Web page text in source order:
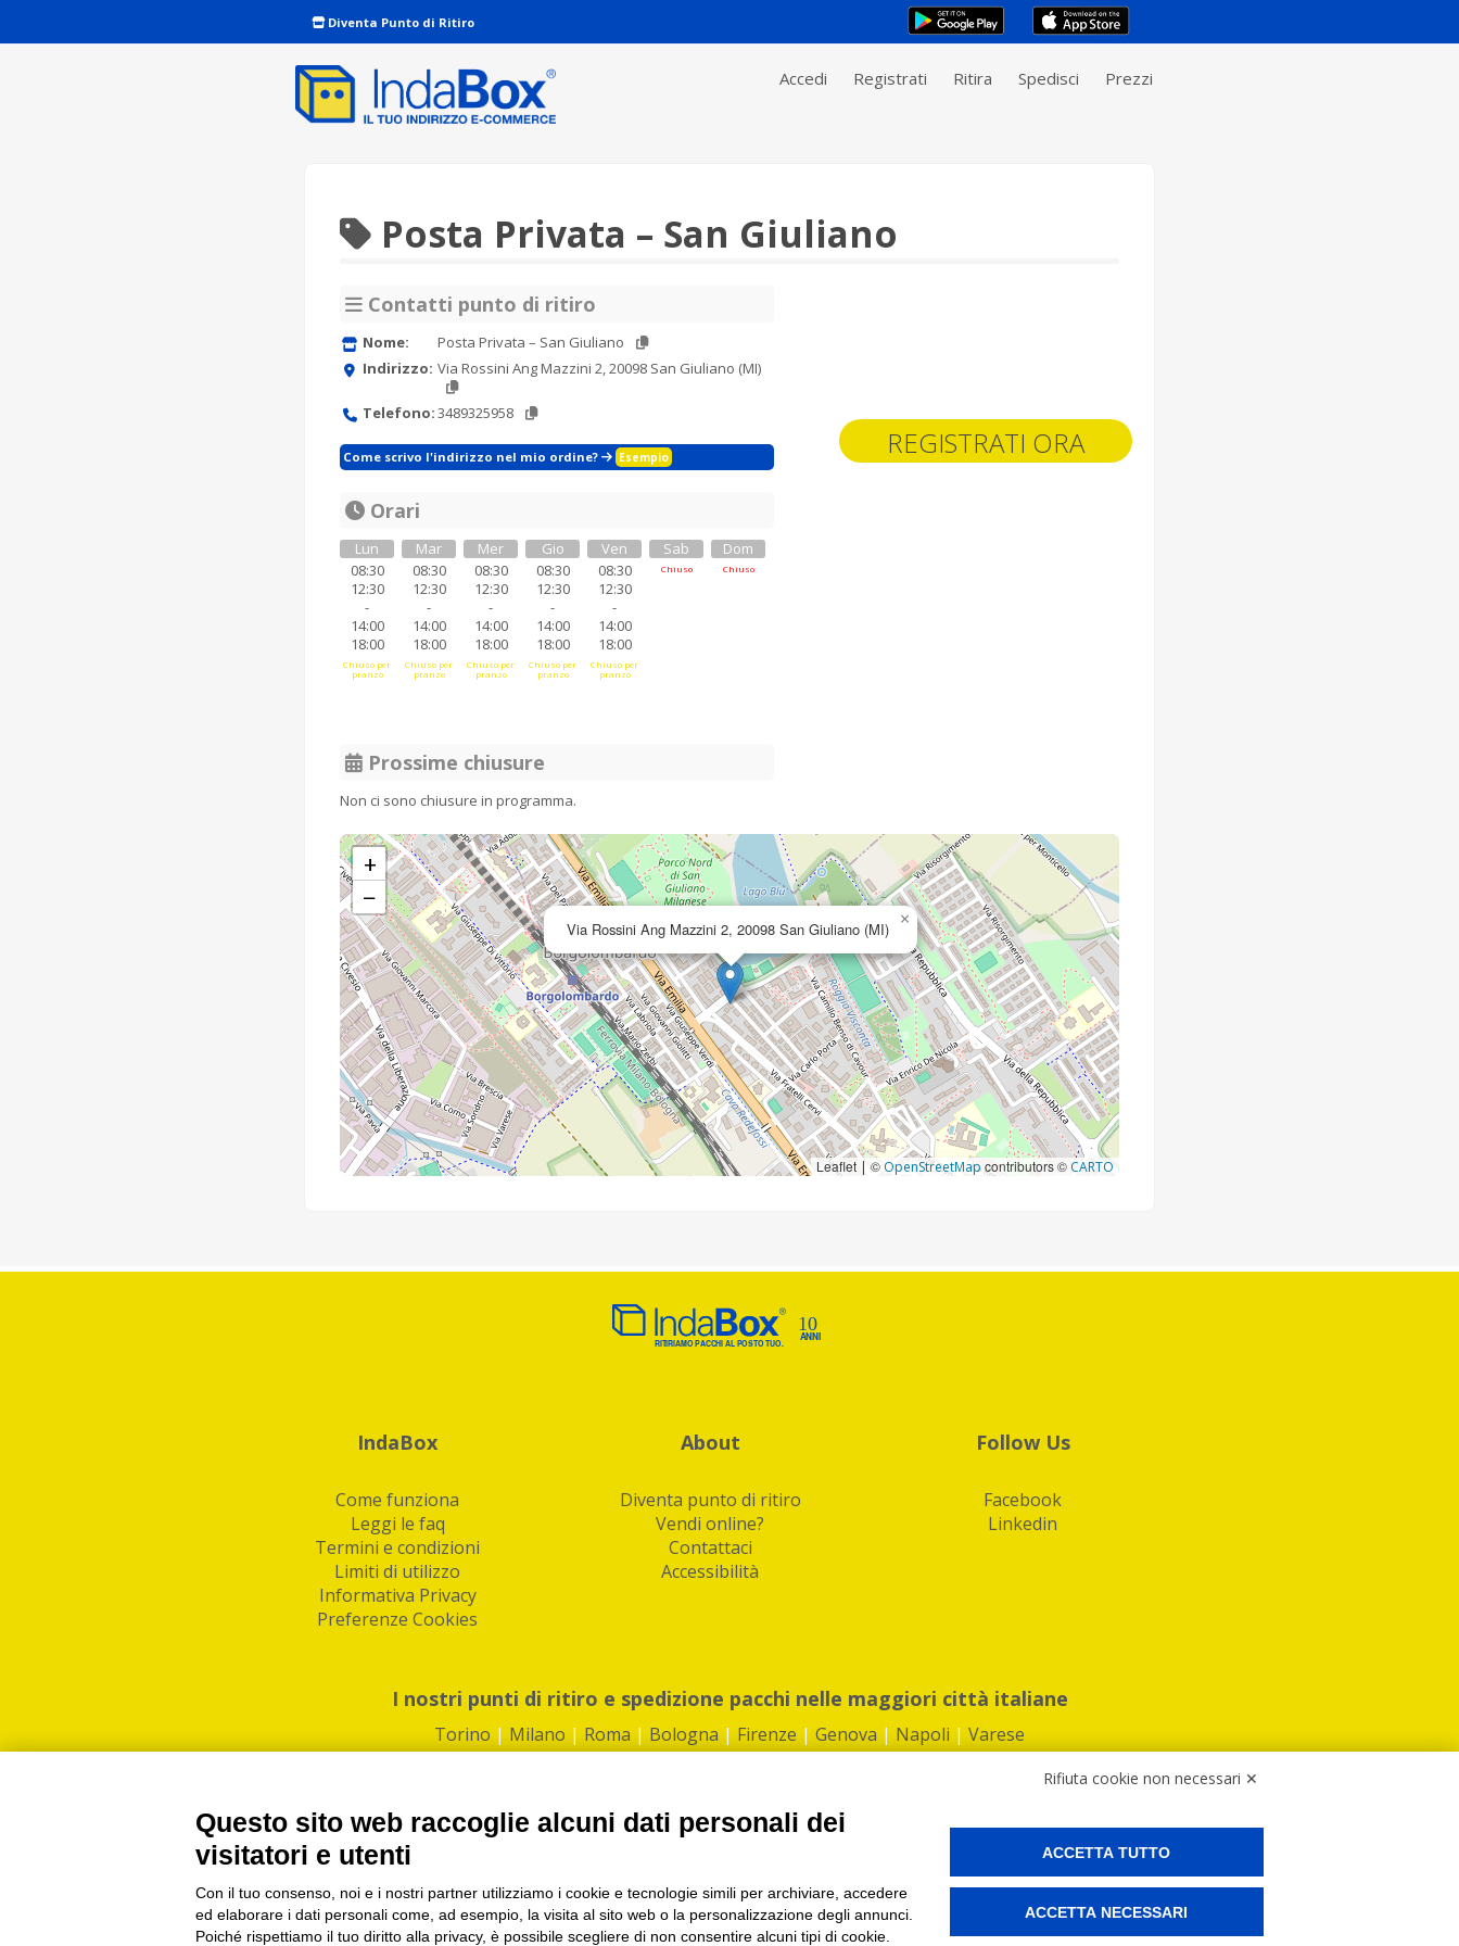
Diventa Punto di Ritiro
Accedi Registrati Ritira Spedisci Prezzi
REGISTRATI ORA
Posta Privata – San Giuliano
Contatti punto di ritiro
Nome:
Posta Privata – San Giuliano
Indirizzo: Via Rossini Ang Mazzini 2, 20098 San Giuliano (MI)
Telefono:3489325958
Come scrivo l'indirizzo nel mio ordine? Esempio
Orari
Lun
08:30
12:30
-
14:00
18:00
Chiuso per
pranzo
Mar
08:30
12:30
-
14:00
18:00
Chiuso per
pranzo
Mer
08:30
12:30
-
14:00
18:00
Chiuso per
pranzo
Gio
08:30
12:30
-
14:00
18:00
Chiuso per
pranzo
Ven
08:30
12:30
-
14:00
18:00
Chiuso per
pranzo
Sab
Chiuso
Dom
Chiuso
Prossime chiusure
Non ci sono chiusure in programma.
Via Rossini Ang Mazzini 2, 20098 San Giuliano (MI) ×
+
−
Leaflet |©OpenStreetMapcontributors © CARTO
IndaBox
Come funziona
Leggi le faq
Termini e condizioni
Limiti di utilizzo
Informativa Privacy
Preferenze Cookies
About
Diventa punto di ritiro
Vendi online?
Contattaci
Accessibilità
Follow Us
Facebook
Linkedin
I nostri punti di ritiro e spedizione pacchi nelle maggiori città italiane
Torino | Milano | Roma | Bologna | Firenze | Genova | Napoli | Varese
PI/CF/N°Iscr.: 10821360012 | REA: RM 1494760 | Cap.Soc.: 50.000€ |Whistleblowing|Privacy|Preferenze Cookies
IndaBox | Oltre 11.500 punti di ritiro tra Bar, Tabaccai, Edicole e Kipoint per ritirare i tuoi acquisti online e spedire i tuoi pacchi.
Rifiuta cookie non necessari ✕
Questo sito web raccoglie alcuni dati personali dei
visitatori e utenti
Con il tuo consenso, noi e i nostri partner utilizziamo i cookie e tecnologie simili per archiviare, accedere
ed elaborare i dati personali come, ad esempio, la visita al sito web o la personalizzazione degli annunci.
Poiché rispettiamo il tuo diritto alla privacy, è possibile scegliere di non consentire alcuni tipi di cookie.
ACCETTA TUTTO
ACCETTA NECESSARI